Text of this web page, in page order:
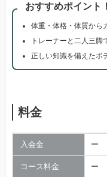
おすすめポイント！
体重・体格・体質から
トレーナーと二人三脚
正しい知識を備えたボ
料金
入会金 ー
コース料金 ー